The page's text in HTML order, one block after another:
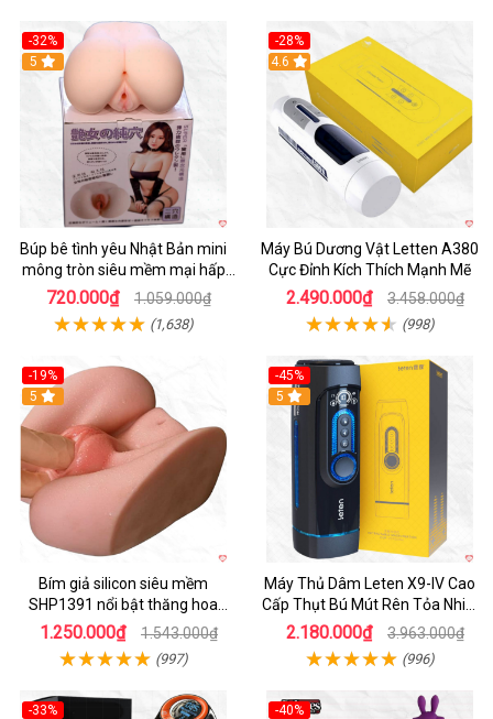
-32%
Hot
5
Búp bê tình yêu Nhật Bản mini
mông tròn siêu mềm mại hấp
dẫn
720.000₫ 1.059.000₫
(1,638)
-28%
Hot
4.6
Máy Bú Dương Vật Letten A380
Cực Đỉnh Kích Thích Mạnh Mẽ
2.490.000₫ 3.458.000₫
(998)
-19%
Hot
5
Bím giả silicon siêu mềm
SHP1391 nổi bật thăng hoa
hoàn hảo
1.250.000₫ 1.543.000₫
(997)
-45%
Hot
5
Máy Thủ Dâm Leten X9-IV Cao
Cấp Thụt Bú Mút Rên Tỏa Nhiệt
Sạc Pin
2.180.000₫ 3.963.000₫
(996)
-33%
-40%